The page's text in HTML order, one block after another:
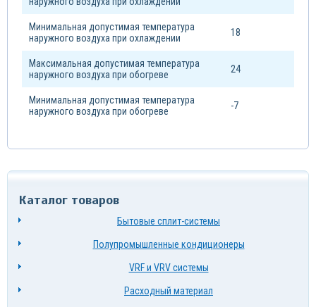
Минимальная допустимая температура
наружного воздуха при охлаждении
18
Максимальная допустимая температура
наружного воздуха при обогреве
24
Минимальная допустимая температура
наружного воздуха при обогреве
-7
Каталог товаров
Бытовые сплит-системы
Полупромышленные кондиционеры
VRF и VRV системы
Расходный материал